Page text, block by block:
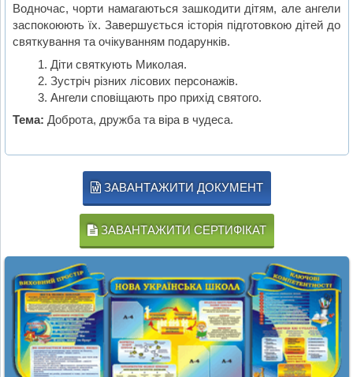
Водночас, чорти намагаються зашкодити дітям, але ангели
заспокоюють їх. Завершується історія підготовкою дітей до
святкування та очікуванням подарунків.
Діти святкують Миколая.
Зустріч різних лісових персонажів.
Ангели сповіщають про прихід святого.
Тема: Доброта, дружба та віра в чудеса.
ЗАВАНТАЖИТИ ДОКУМЕНТ
ЗАВАНТАЖИТИ СЕРТИФІКАТ